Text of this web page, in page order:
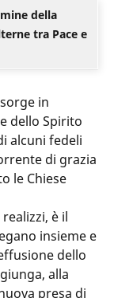
della
tra Pace e
in
dello Spirito
alcuni fedeli
di grazia
le Chiese
è il
insieme e
dello
alla
presa di